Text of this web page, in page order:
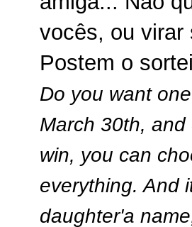
vocês, ou virar
Postem o
Do you want
March 30th,
win, you can
everything. And
daughter'a